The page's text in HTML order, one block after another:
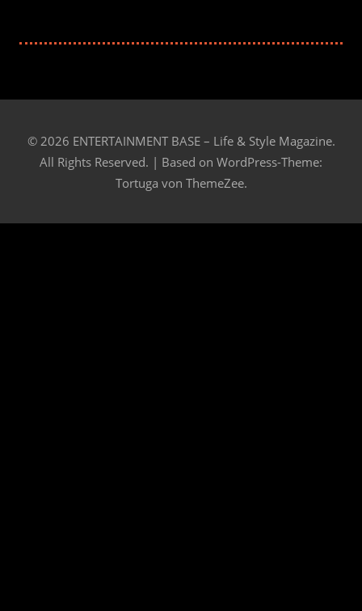
© 2026 ENTERTAINMENT BASE – Life & Style Magazine.
All Rights Reserved. | Based on WordPress-Theme:
Tortuga von ThemeZee.